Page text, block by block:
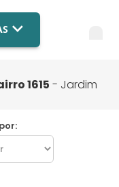
com a BR
1615 - Jardim